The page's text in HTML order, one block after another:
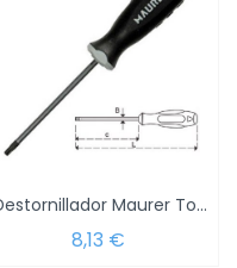
Destornillador Maurer Torx Inviolable 7 x...
8,13 €